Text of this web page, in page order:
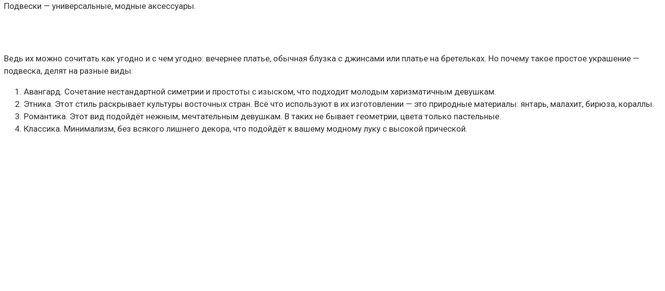
Подвески — универсальные, модные аксессуары.
Ведь их можно сочитать как угодно и с чем угодно: вечернее платье, обычная блузка с джинсами или платье на бретельках. Но почему такое простое украшение —
подвеска, делят на разные виды:
Авангард. Сочетание нестандартной симетрии и простоты с изыском, что подходит молодым харизматичным девушкам.
Этника. Этот стиль раскрывает культуры восточных стран. Всё что используют в их изготовлении — это природные материалы: янтарь, малахит, бирюза, кораллы.
Романтика. Этот вид подойдёт нежным, мечтательным девушкам. В таких не бывает геометрии, цвета только пастельные.
Классика. Минимализм, без всякого лишнего декора, что подойдёт к вашему модному луку с высокой прической.